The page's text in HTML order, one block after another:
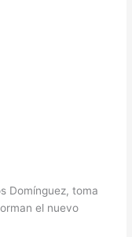
Domínguez, toma
el nuevo